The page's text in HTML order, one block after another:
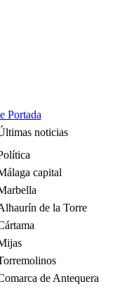
Portada
noticias
capital
de la Torre
de Antequera